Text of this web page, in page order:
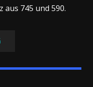
aus 745 und 590.